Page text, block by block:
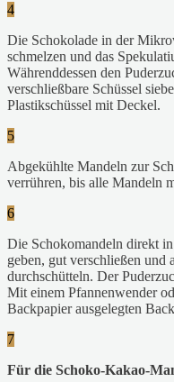
4
Die Schokolade in der
schmelzen und das
Währenddessen den
verschließbare Schüssel
Plastikschüssel mit Deckel.
5
Abgekühlte Mandeln zur
verrühren, bis alle Mandeln
6
Die Schokomandeln direkt
geben, gut verschließen und
durchschütteln. Der
Mit einem Pfannenwender
Backpapier ausgelegten
7
Für die Schoko-Kakao-